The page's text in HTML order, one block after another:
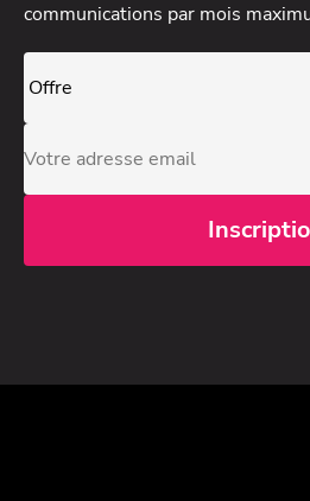
communications par mois